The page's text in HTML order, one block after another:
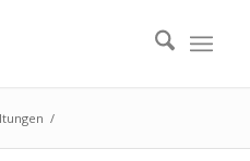
/